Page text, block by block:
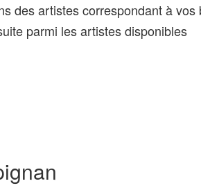
des artistes correspondant à vos
parmi les artistes disponibles